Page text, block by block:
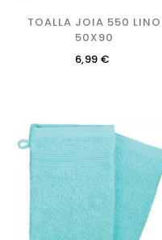
TOALLA JOIA 550 LINO
50X90
Precio
6,99 €